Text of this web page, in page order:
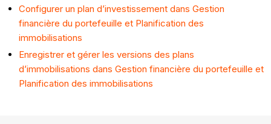
Configurer un plan d’investissement dans Gestion
financière du portefeuille et Planification des
immobilisations
Enregistrer et gérer les versions des plans
d’immobilisations dans Gestion financière du portefeuille et
Planification des immobilisations